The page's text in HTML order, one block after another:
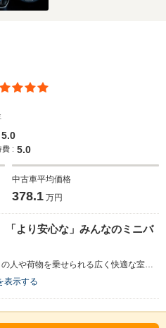
5.0
費 : 5.0
中古車平均価格
378.1 万円
「より安心な」みんなのミニバ
乗り降りしやすいスライドドア、多くの人や荷物を乗せられる広く快適な室内空間など、ミニバンならではのうれしさを徹底して追求し、トヨタの屋台骨を支えるまでに成長したコンパクトミニバン。エクステリアは、「先鋭、独創」をキーワードに世界観を演出。また、「より快適に」「より便利に」「より安心な」をコンセプトに開発。パワースライドドア装着車には、からくりを使って機械的にドア下部からステップを展開、格納する「ユニバーサルステップ」が助手席側に採用されている。また、Bピラーは、乗り降りを快適にする「ロングアシストグリップ」が標準装備されている。予防安全パッケージ「トヨタセーフティセンス」は最新のものが採用された。（2021.12）
表示する